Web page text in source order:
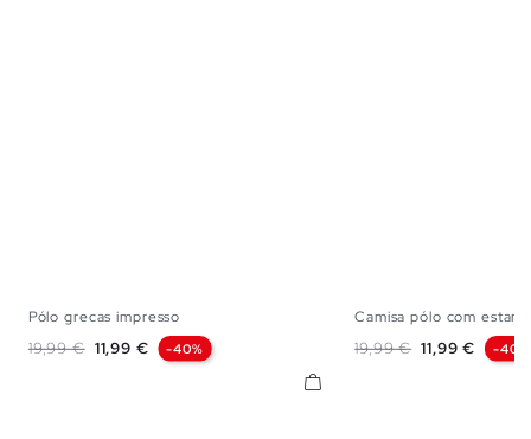
M
Pólo grecas impresso
Preço normal
19,99 € Preço
11,99 € -40%
Camisa pólo com
Preço normal
19,99 € Preço
11,99 € -40%